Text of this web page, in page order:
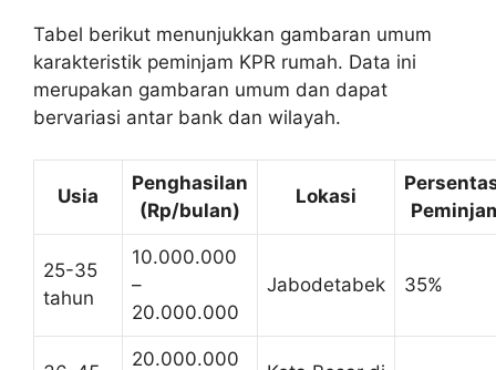
Tabel berikut menunjukkan gambaran umum
karakteristik peminjam KPR rumah. Data ini
merupakan gambaran umum dan dapat
bervariasi antar bank dan wilayah.
Usia
Penghasilan
(Rp/bulan)
Lokasi
25-35
tahun
10.000.000
–
20.000.000
Jabodetabek 35%
20.000.000